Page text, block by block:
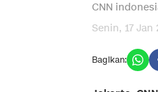
CNN
Senin, 17 Jan
Bagikan: